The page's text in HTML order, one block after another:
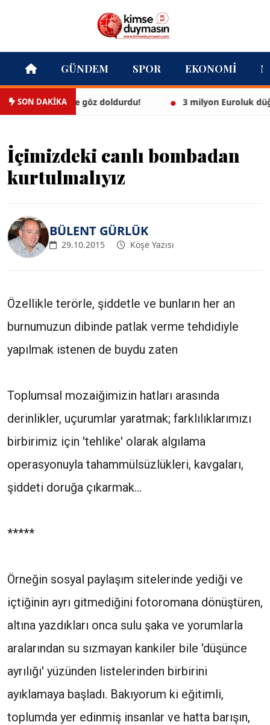
GÜNDEM SPOR EKONOMI
SON DAKİKA
bikinisiyle göz doldurdu! 3 milyon Euroluk
İçimizdeki canlı bombadan
kurtulmalıyız
BÜLENT GÜRLÜK
29.10.2015 Köşe Yazısı
Özellikle terörle, şiddetle ve bunların her an
burnumuzun dibinde patlak verme tehdidiyle
yapılmak istenen de buydu zaten
Toplumsal mozaiğimizin hatları arasında
derinlikler, uçurumlar yaratmak; farklılıklarımızı
birbirimiz için 'tehlike' olarak algılama
operasyonuyla tahammülsüzlükleri, kavgaları,
şiddeti doruğa çıkarmak...
*****
Örneğin sosyal paylaşım sitelerinde yediği ve
içtiğinin ayrı gitmediğini fotoromana dönüştüren,
altına yazdıkları onca sulu şaka ve yorumlarla
aralarından su sızmayan kankiler bile 'düşünce
ayrılığı' yüzünden listelerinden birbirini
ayıklamaya başladı. Bakıyorum ki eğitimli,
toplumda yer edinmiş insanlar ve hatta barışın,